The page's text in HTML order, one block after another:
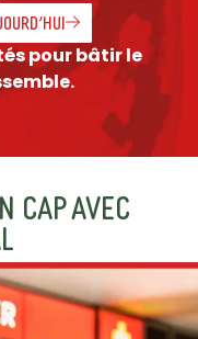
pour bâtir le
CAP AVEC